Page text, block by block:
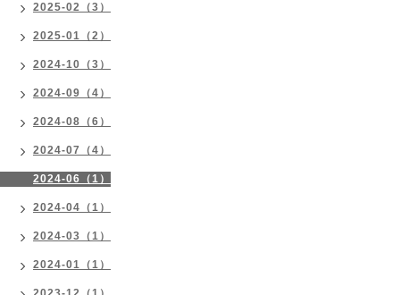
2025-02（3）
2025-01（2）
2024-10（3）
2024-09（4）
2024-08（6）
2024-07（4）
2024-06（1）
2024-04（1）
2024-03（1）
2024-01（1）